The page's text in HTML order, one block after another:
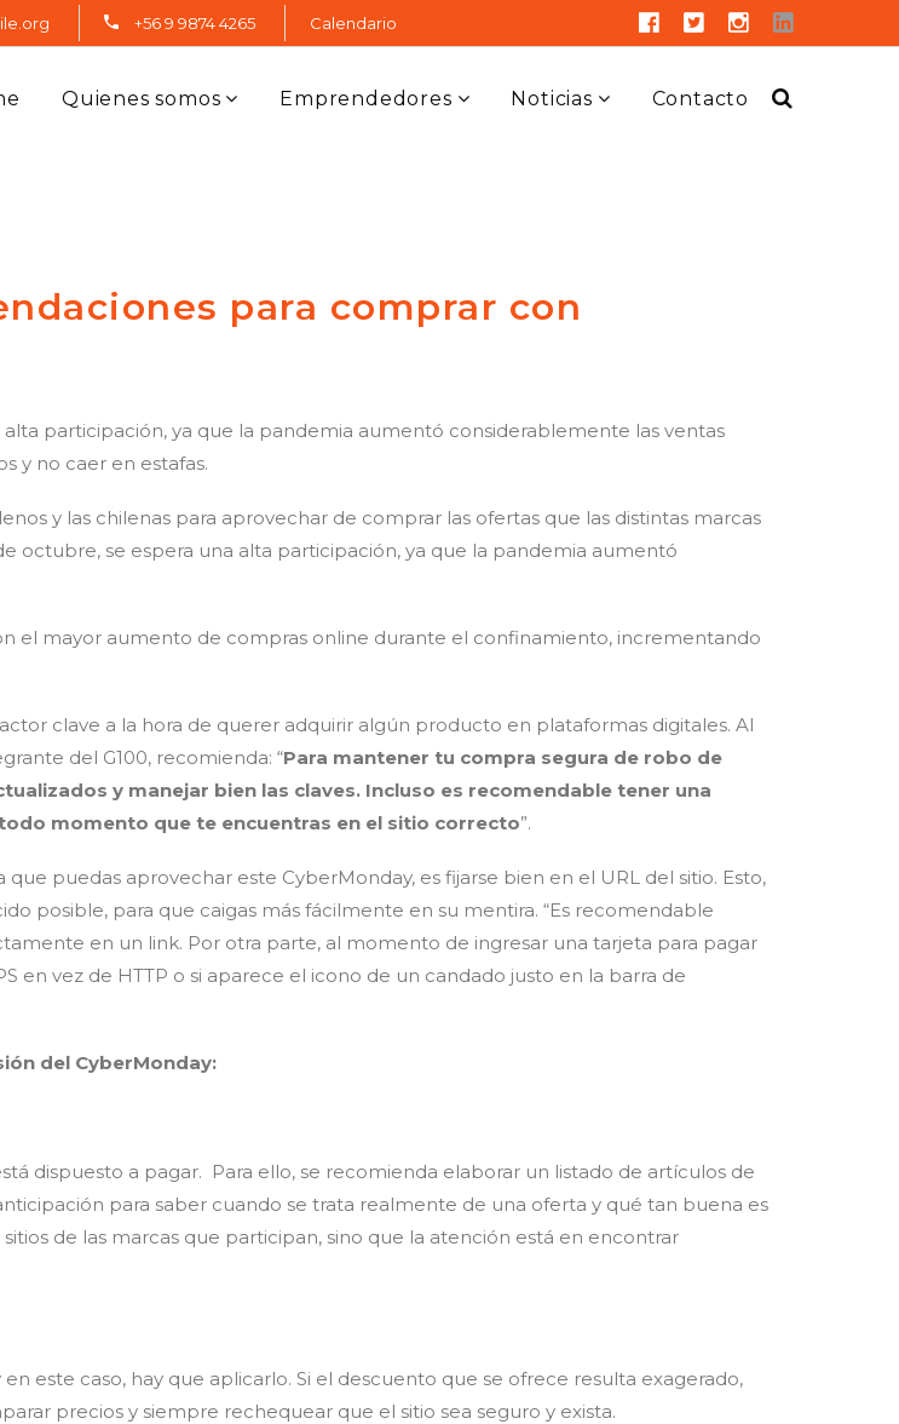
+56 9 9874 4265 Calendario
Quienes somos Emprendedores Noticias Contacto
para comprar con
alta participación, ya que la pandemia aumentó considerablemente las ventas
y no caer en estafas.
y las chilenas para aprovechar de comprar las ofertas que las distintas marcas
octubre, se espera una alta participación, ya que la pandemia aumentó
el mayor aumento de compras online durante el confinamiento, incrementando
clave a la hora de querer adquirir algún producto en plataformas digitales. Al
del G100, recomienda: “Para mantener tu compra segura de robo de
y manejar bien las claves. Incluso es recomendable tener una
momento que te encuentras en el sitio correcto”.
puedas aprovechar este CyberMonday, es fijarse bien en el URL del sitio. Esto,
posible, para que caigas más fácilmente en su mentira. “Es recomendable
en un link. Por otra parte, al momento de ingresar una tarjeta para pagar
en vez de HTTP o si aparece el icono de un candado justo en la barra de
del CyberMonday:
dispuesto a pagar. Para ello, se recomienda elaborar un listado de artículos de
para saber cuando se trata realmente de una oferta y qué tan buena es
de las marcas que participan, sino que la atención está en encontrar
este caso, hay que aplicarlo. Si el descuento que se ofrece resulta exagerado,
precios y siempre rechequear que el sitio sea seguro y exista.